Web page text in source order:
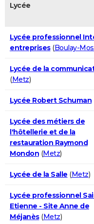
Lycée
Lycée professionnel
entreprises(Boulay-
Lycée de la
(Metz)
Lycée Robert Schuman
Lycée des métiers de
l'hôtellerie et de la
restauration Raymond
Mondon (Metz)
Lycée de la Salle (Metz)
Lycée professionnel
Etienne - Site Anne de
Méjanès(Metz)